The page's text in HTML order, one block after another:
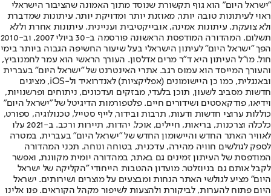
"ישראל היום" הוא גוף תקשורת שנוסד מתוך האמונה שהציבור הישראלי
ראוי לעיתונות טובה יותר, מאוזנת יותר ומדויקת יותר. עיתונות שמדברת
ולא צועקת. עיתונות אמינה, אובייקטיבית ועניינית. עיתונות אחרת וללא
תשלום. המהדורה המודפסת הראשונה פורסמה ב-30 ביולי 2007, וב-2010
הפך "ישראל היום" לעיתון הישראלי בעל שיעור החשיפה הגבוה ביותר בימי
חול. מו"ל העיתון היא ד"ר מרים אדלסון. העורך הראשי הוא עמר לחמנוביץ,
והעורך המייסד הוא עמוס רגב. אתרי האינטרנט של "ישראל היום" בעברית
ובאנגלית, כמו כן היישומונים (אפליקציות) לאנדרואיד ול-iOS, מציגים
חדשות מסביב לשעון, תוכן בלעדי, מבזקים ועדכונים, ניתוחים ופרשנויות,
וידיאו, פודקאסטים ושידורים חיים. פלטפורמות הדיגיטל של "ישראל היום"
כוללות ערוצי חדשות ודעות, תרבות ובידור, לייף סטייל, טכנולוגיה, ספורט,
כלכלה וצרכנות, בריאות, חיילים, אוכל, יהדות, תיירות ורכב. ב-2021 עלו
לאוויר האתר החדש והיישומון החדש של "ישראל היום" בעברית, במטרה
לספק לגולשים חוויה מהירה, עדכנית, בטוחה ונוחה. תכני המהדורה
המודפסת של העיתון זמינים גם באתר, במהדורה יומית מקוונת, ואפשר
לקבל אותם גם בניוזלטר. מועדון ההטבות הייחודי "הקליקה של ישראל
היום" מציע לגולשי האתר הנחות ומבצעים על מוצרים ושירותים. ישראל
היום פתוח להערות, לביקורת ולהצעות לשיפור מקהל הקוראים. פנו אלינו